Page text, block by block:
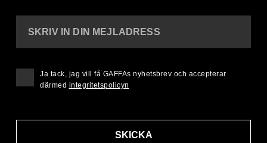
SKRIV IN DIN MEJLADRESS
SKICKA
Ja tack, jag vill få GAFFAs nyhetsbrev och accepterar
därmed integritetspolicyn